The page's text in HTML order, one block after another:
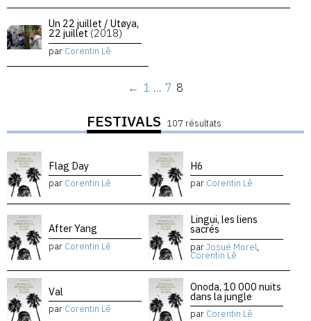
Un 22 juillet / Utøya,
22 juillet (2018)
par Corentin Lê
← 1 … 7 8
FESTIVALS 107 résultats
Flag Day
par Corentin Lê
H6
par Corentin Lê
After Yang
par Corentin Lê
Lingui, les liens
sacrés
parJosué Morel,
Corentin Lê
Val
par Corentin Lê
Onoda, 10 000 nuits
dans la jungle
par Corentin Lê